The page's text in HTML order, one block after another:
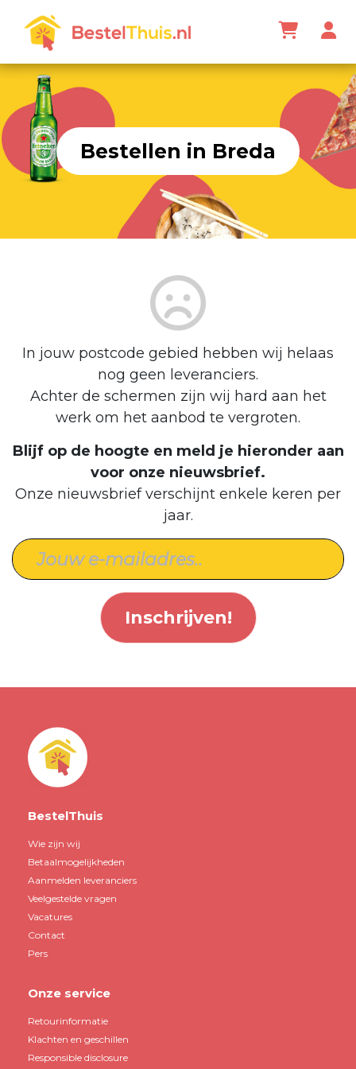
Bestellen in Breda
In jouw postcode gebied hebben wij helaas
nog geen leveranciers.
Achter de schermen zijn wij hard aan het
werk om het aanbod te vergroten.
Blijf op de hoogte en meld je hieronder aan
voor onze nieuwsbrief.
Onze nieuwsbrief verschijnt enkele keren per
jaar.
Inschrijven!
BestelThuis
Wie zijn wij
Betaalmogelijkheden
Aanmelden leveranciers
Veelgestelde vragen
Vacatures
Contact
Pers
Onze service
Retourinformatie
Klachten en geschillen
Responsible disclosure